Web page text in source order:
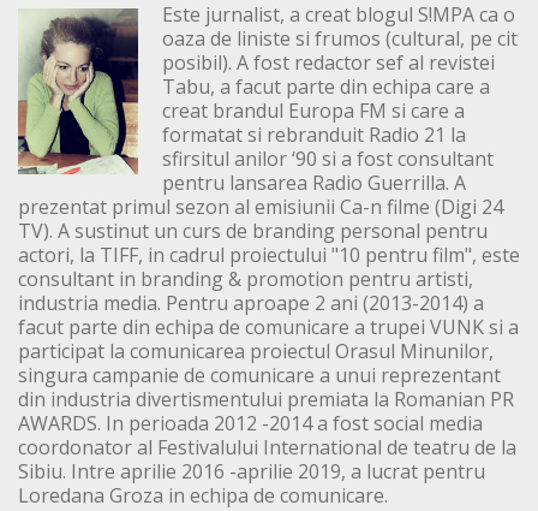
Este jurnalist, a creat blogul S!MPA ca o
oaza de liniste si frumos (cultural, pe cit
posibil). A fost redactor sef al revistei
Tabu, a facut parte din echipa care a
creat brandul Europa FM si care a
formatat si rebranduit Radio 21 la
sfirsitul anilor ‘90 si a fost consultant
pentru lansarea Radio Guerrilla. A
prezentat primul sezon al emisiunii Ca-n filme (Digi 24
TV). A sustinut un curs de branding personal pentru
actori, la TIFF, in cadrul proiectului "10 pentru film", este
consultant in branding & promotion pentru artisti,
industria media. Pentru aproape 2 ani (2013-2014) a
facut parte din echipa de comunicare a trupei VUNK si a
participat la comunicarea proiectul Orasul Minunilor,
singura campanie de comunicare a unui reprezentant
din industria divertismentului premiata la Romanian PR
AWARDS. In perioada 2012 -2014 a fost social media
coordonator al Festivalului International de teatru de la
Sibiu. Intre aprilie 2016 -aprilie 2019, a lucrat pentru
Loredana Groza in echipa de comunicare.